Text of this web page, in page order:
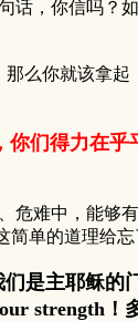
话，你信吗？
你就该拿起
你们得力在
中，能够有
简单的道理给忘
是主耶稣
strength